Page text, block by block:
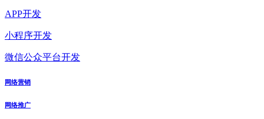
APP开发
小程序开发
微信公众平台开发
网络营销
网络推广